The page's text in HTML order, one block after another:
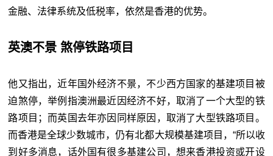
金融、法律系统及低税率，依然是香港的优势。
英澳不景 煞停铁路项目
他又指出，近年国外经济不景，不少西方国家的基建项目被
迫煞停，举例指澳洲最近因经济不好，取消了一个大型的铁
路项目；而英国去年亦因同样原因，取消了大型铁路项目。
而香港是全球少数城市，仍有北都大规模基建项目，“所以收
到好多消息，话外国有很多基建公司，想来香港投资或开设